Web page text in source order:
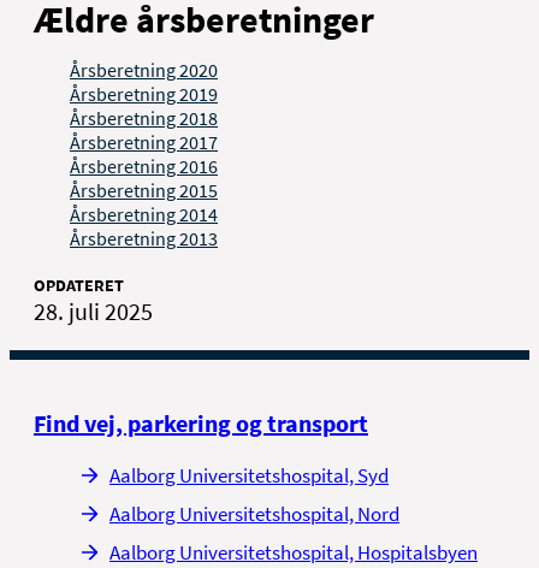
Ældre årsberetninger
Årsberetning 2020
Årsberetning 2019
Årsberetning 2018
Årsberetning 2017
Årsberetning 2016
Årsberetning 2015
Årsberetning 2014
Årsberetning 2013
OPDATERET
28. juli 2025
Find vej, parkering og transport
Aalborg Universitetshospital, Syd
Aalborg Universitetshospital, Nord
Aalborg Universitetshospital, Hospitalsbyen